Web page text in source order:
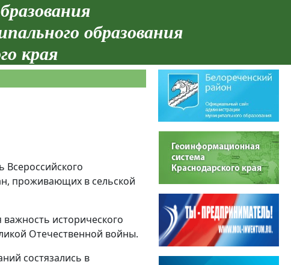
образования
края
Всероссийского
проживающих в сельской
исторического
Отечественной войны.
состязались в